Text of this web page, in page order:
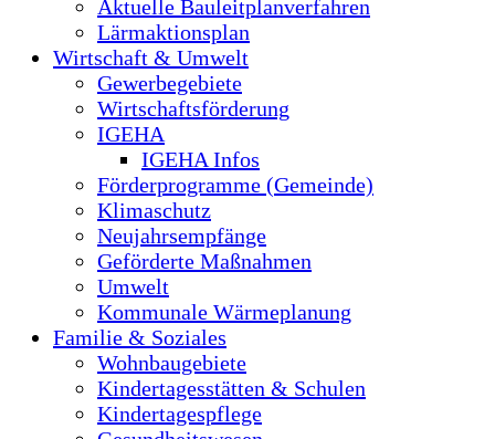
Aktuelle Bauleitplanverfahren
Lärmaktionsplan
Wirtschaft & Umwelt
Gewerbegebiete
Wirtschaftsförderung
IGEHA
IGEHA Infos
Förderprogramme (Gemeinde)
Klimaschutz
Neujahrsempfänge
Geförderte Maßnahmen
Umwelt
Kommunale Wärmeplanung
Familie & Soziales
Wohnbaugebiete
Kindertagesstätten & Schulen
Kindertagespflege